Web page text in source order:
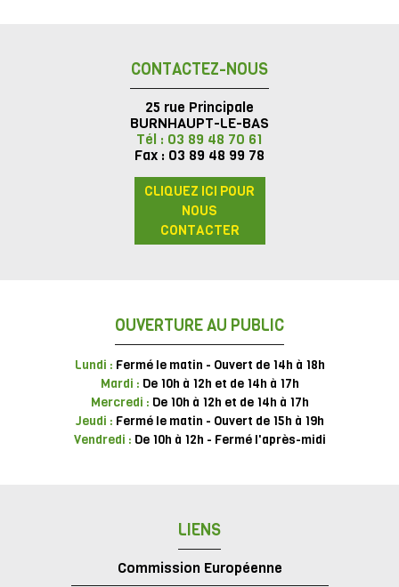
CONTACTEZ-NOUS
25 rue Principale
BURNHAUPT-LE-BAS
Tél : 03 89 48 70 61
Fax : 03 89 48 99 78
CLIQUEZ ICI POUR
NOUS
CONTACTER
OUVERTURE AU PUBLIC
Lundi : Fermé le matin - Ouvert de 14h à 18h
Mardi : De 10h à 12h et de 14h à 17h
Mercredi : De 10h à 12h et de 14h à 17h
Jeudi : Fermé le matin - Ouvert de 15h à 19h
Vendredi : De 10h à 12h - Fermé l'après-midi
LIENS
Commission Européenne